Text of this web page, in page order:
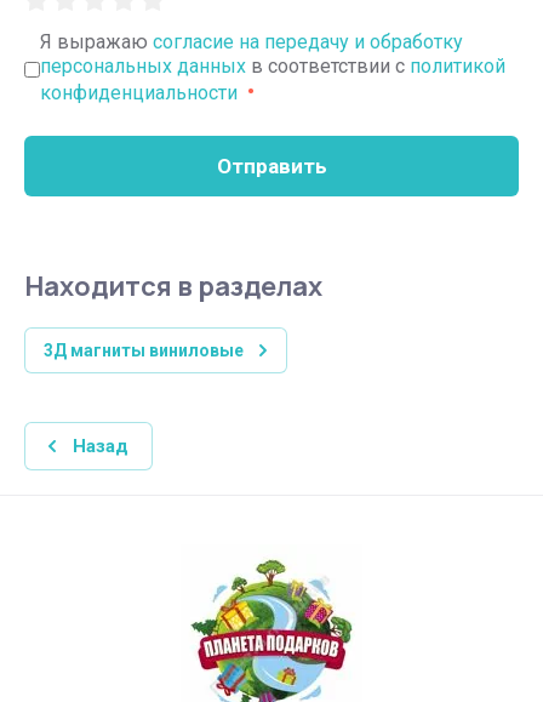
Я выражаю согласие на передачу и обработку
персональных данных в соответствии с политикой
конфиденциальности
Отправить
Находится в разделах
3Д магниты виниловые
Назад